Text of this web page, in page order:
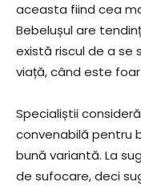
aceasta fiind cea
Bebelușul are
există riscul de a se
viață, când este
Specialiștii
convenabilă pentru
bună variantă. La
de sufocare, deci